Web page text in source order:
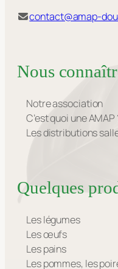
contact@amap-
Nous
Notre association
C’est quoi une AMAP
Les distributions
Quelques
Les légumes
Les œufs
Les pains
Les pommes, les